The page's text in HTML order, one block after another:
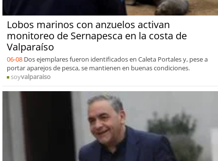
Lobos marinos con anzuelos activan
monitoreo de Sernapesca en la costa de
Valparaíso
06-08 Dos ejemplares fueron identificados en Caleta Portales y, pese a
portar aparejos de pesca, se mantienen en buenas condiciones.
soyvalparaiso